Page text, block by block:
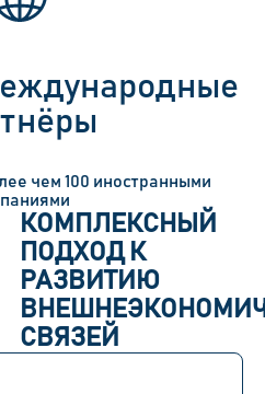
чем 100 иностранными
КОМПЛЕКСНЫЙ
ПОДХОД К
РАЗВИТИЮ
СВЯЗЕЙ